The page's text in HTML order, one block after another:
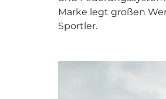
Marke legt großen
Sportler.